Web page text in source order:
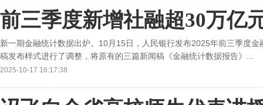
前三季度新增社融超30万亿
新一期金融统计数据出炉。10月15日，人民银行发布2025年前三季度
稿发布样式进行了调整，将原有的三篇新闻稿《金融统计数据报告》...
2025-10-17 16:17:38